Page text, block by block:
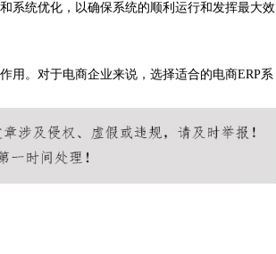
系统优化，以确保系统的顺利运行和发挥最大效
用。对于电商企业来说，选择适合的电商ERP系